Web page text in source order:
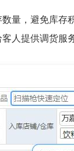
量，避免库存
人提供调货服